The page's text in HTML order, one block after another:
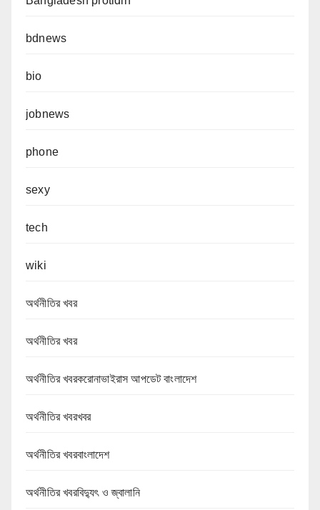
bdnews
bio
jobnews
phone
sexy
tech
wiki
অর্থনীতির খবর
অর্থনীতির খবর
অর্থনীতির খবরকরোনাভাইরাস আপডেট বাংলাদেশ
অর্থনীতির খবরখবর
অর্থনীতির খবরবাংলাদেশ
অর্থনীতির খবরবিদ্যুৎ ও জ্বালানি